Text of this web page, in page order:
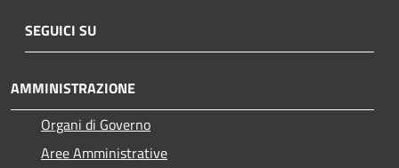
SEGUICI SU
AMMINISTRAZIONE
Organi di Governo
Aree Amministrative